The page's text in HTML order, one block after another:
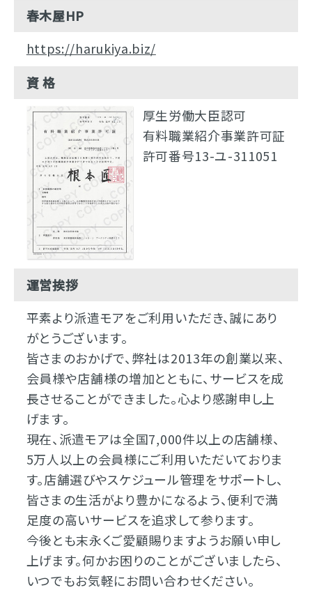
春木屋HP
https://harukiya.biz/
資 格
厚生労働大臣認可
有料職業紹介事業許可証
許可番号13-ユ-311051
運営挨拶
平素より派遣モアをご利用いただき、誠にあり
がとうございます。
皆さまのおかげで、弊社は2013年の創業以来、
会員様や店舗様の増加とともに、サービスを成
長させることができました。心より感謝申し上
げます。
現在、派遣モアは全国7,000件以上の店舗様、
5万人以上の会員様にご利用いただいておりま
す。店舗選びやスケジュール管理をサポートし、
皆さまの生活がより豊かになるよう、便利で満
足度の高いサービスを追求して参ります。
今後とも末永くご愛顧賜りますようお願い申し
上げます。何かお困りのことがございましたら、
いつでもお気軽にお問い合わせください。